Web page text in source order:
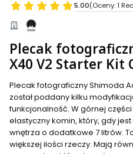
5.00(Oceny: 1
Plecak
X40 V2 Starter Kit
Plecak fotograficzny Shimoda
został poddany kilku
funkcjonalność. W górnej
elastyczny komin, który, gdy
wnętrza o dodatkowe 7 litrów.
większej ilości rzeczy. Mają